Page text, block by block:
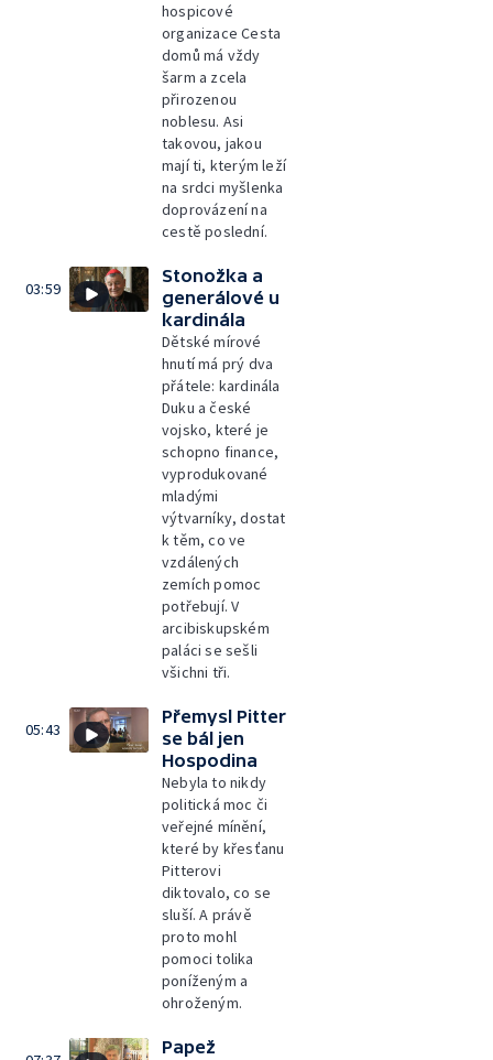
hospicové
organizace Cesta
domů má vždy
šarm a zcela
přirozenou
noblesu. Asi
takovou, jakou
mají ti, kterým leží
na srdci myšlenka
doprovázení na
cestě poslední.
03:59
Stonožka a
generálové u
kardinála
Dětské mírové
hnutí má prý dva
přátele: kardinála
Duku a české
vojsko, které je
schopno finance,
vyprodukované
mladými
výtvarníky, dostat
k těm, co ve
vzdálených
zemích pomoc
potřebují. V
arcibiskupském
paláci se sešli
všichni tři.
05:43
Přemysl Pitter
se bál jen
Hospodina
Nebyla to nikdy
politická moc či
veřejné mínění,
které by křesťanu
Pitterovi
diktovalo, co se
sluší. A právě
proto mohl
pomoci tolika
poníženým a
ohroženým.
Papež